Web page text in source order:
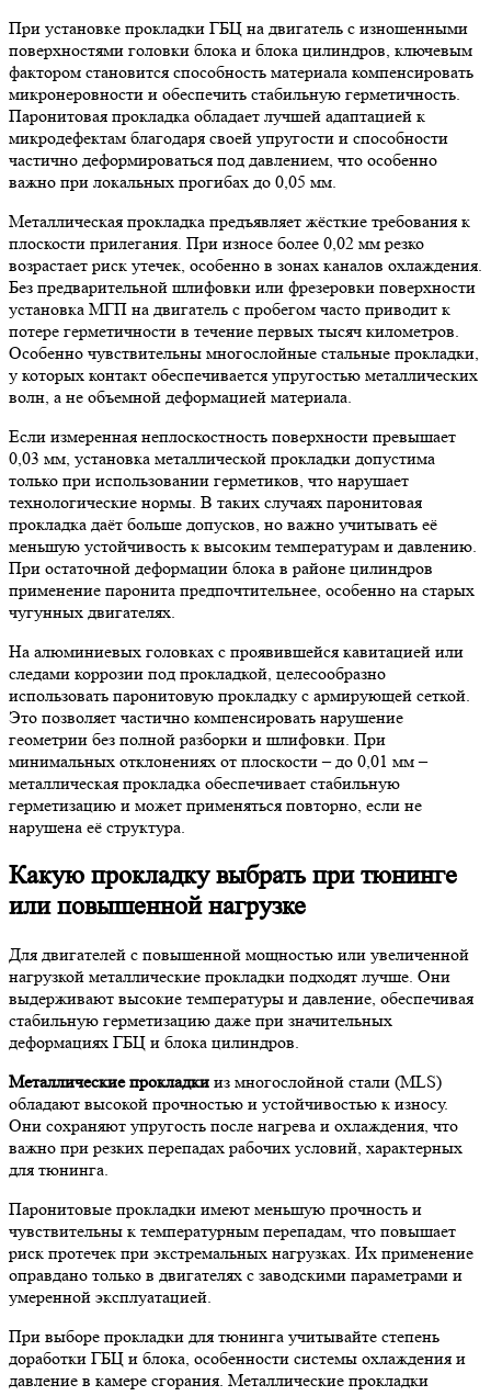
При установке прокладки ГБЦ на двигатель с изношенными
поверхностями головки блока и блока цилиндров, ключевым
фактором становится способность материала компенсировать
микронеровности и обеспечить стабильную герметичность.
Паронитовая прокладка обладает лучшей адаптацией к
микродефектам благодаря своей упругости и способности
частично деформироваться под давлением, что особенно
важно при локальных прогибах до 0,05 мм.
Металлическая прокладка предъявляет жёсткие требования к
плоскости прилегания. При износе более 0,02 мм резко
возрастает риск утечек, особенно в зонах каналов охлаждения.
Без предварительной шлифовки или фрезеровки поверхности
установка МГП на двигатель с пробегом часто приводит к
потере герметичности в течение первых тысяч километров.
Особенно чувствительны многослойные стальные прокладки,
у которых контакт обеспечивается упругостью металлических
волн, а не объемной деформацией материала.
Если измеренная неплоскостность поверхности превышает
0,03 мм, установка металлической прокладки допустима
только при использовании герметиков, что нарушает
технологические нормы. В таких случаях паронитовая
прокладка даёт больше допусков, но важно учитывать её
меньшую устойчивость к высоким температурам и давлению.
При остаточной деформации блока в районе цилиндров
применение паронита предпочтительнее, особенно на старых
чугунных двигателях.
На алюминиевых головках с проявившейся кавитацией или
следами коррозии под прокладкой, целесообразно
использовать паронитовую прокладку с армирующей сеткой.
Это позволяет частично компенсировать нарушение
геометрии без полной разборки и шлифовки. При
минимальных отклонениях от плоскости – до 0,01 мм –
металлическая прокладка обеспечивает стабильную
герметизацию и может применяться повторно, если не
нарушена её структура.
Какую прокладку выбрать при тюнинге
или повышенной нагрузке
Для двигателей с повышенной мощностью или увеличенной
нагрузкой металлические прокладки подходят лучше. Они
выдерживают высокие температуры и давление, обеспечивая
стабильную герметизацию даже при значительных
деформациях ГБЦ и блока цилиндров.
Металлические прокладки из многослойной стали (MLS)
обладают высокой прочностью и устойчивостью к износу.
Они сохраняют упругость после нагрева и охлаждения, что
важно при резких перепадах рабочих условий, характерных
для тюнинга.
Паронитовые прокладки имеют меньшую прочность и
чувствительны к температурным перепадам, что повышает
риск протечек при экстремальных нагрузках. Их применение
оправдано только в двигателях с заводскими параметрами и
умеренной эксплуатацией.
При выборе прокладки для тюнинга учитывайте степень
доработки ГБЦ и блока, особенности системы охлаждения и
давление в камере сгорания. Металлические прокладки